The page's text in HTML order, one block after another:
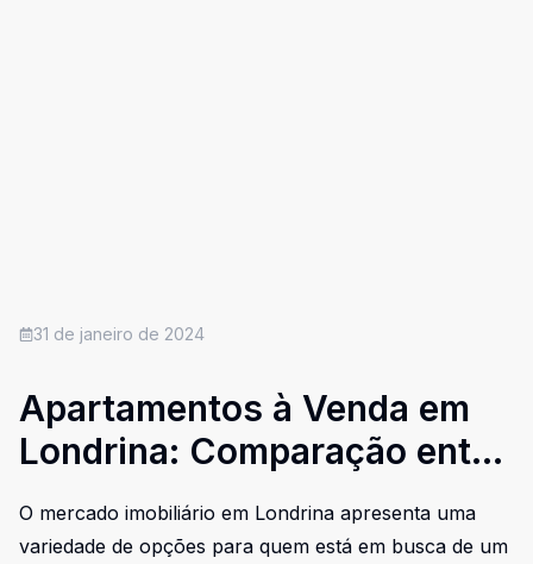
31 de janeiro de 2024
Apartamentos à Venda em
Londrina: Comparação entre
Empreendimentos Novos e
Usados
O mercado imobiliário em Londrina apresenta uma
variedade de opções para quem está em busca de um